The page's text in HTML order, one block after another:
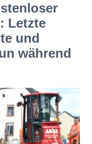
Letzte
und
während